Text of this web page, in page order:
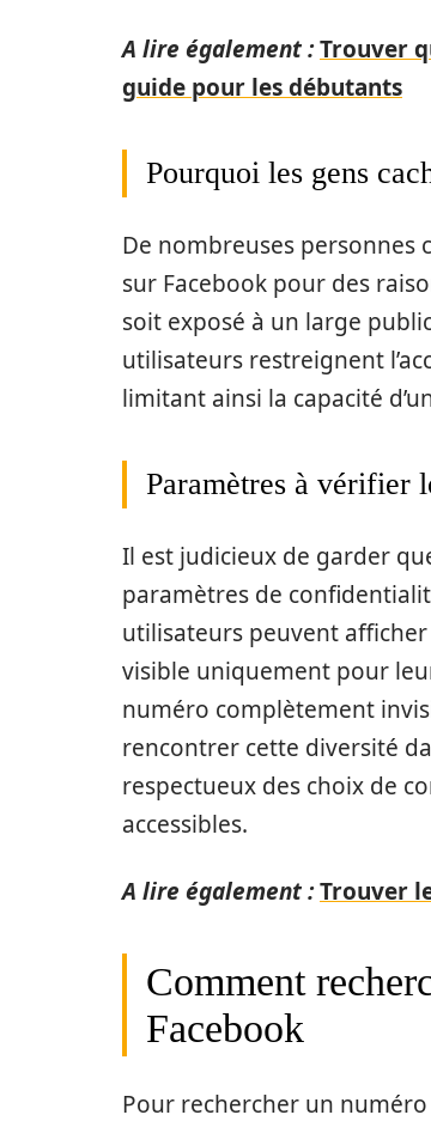
A lire également :Trouver
guide pour les débutants
Pourquoi les gens
De nombreuses personnes
sur Facebook pour des
soit exposé à un large
utilisateurs restreignent
limitant ainsi la capacité
Paramètres à vérifier
Il est judicieux de garder
paramètres de
utilisateurs peuvent
visible uniquement pour
numéro complètement
rencontrer cette diversité
respectueux des choix de
accessibles.
A lire également :Trouver
Comment
Facebook
Pour rechercher un